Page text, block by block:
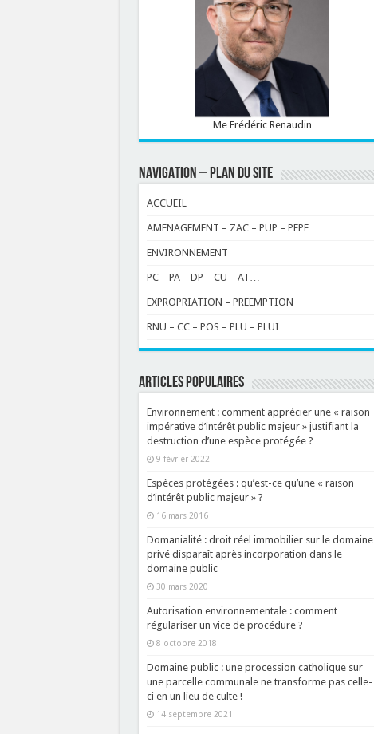
Me Frédéric Renaudin
NAVIGATION – PLAN DU SITE
ACCUEIL
AMENAGEMENT – ZAC – PUP – PEPE
ENVIRONNEMENT
PC – PA – DP – CU – AT…
EXPROPRIATION – PREEMPTION
RNU – CC – POS – PLU – PLUI
ARTICLES POPULAIRES
Environnement : comment apprécier une « raison
impérative d’intérêt public majeur » justifiant la
destruction d’une espèce protégée ?
9 février 2022
Espèces protégées : qu’est-ce qu’une « raison
d’intérêt public majeur » ?
16 mars 2016
Domanialité : droit réel immobilier sur le domaine
privé disparaît après incorporation dans le
domaine public
30 mars 2020
Autorisation environnementale : comment
régulariser un vice de procédure ?
8 octobre 2018
Domaine public : une procession catholique sur
une parcelle communale ne transforme pas celle-
ci en un lieu de culte !
14 septembre 2021